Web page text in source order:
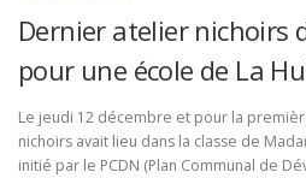
Dernier atelier nichoirs
pour une école de La
Le jeudi 12 décembre et pour la
nichoirs avait lieu dans la classe de
initié par le PCDN (Plan Communal de